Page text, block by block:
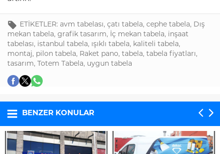
ETİKETLER: avm tabelası, çatı tabela, cephe tabela, Dış
mekan tabela, grafik tasarım, İç mekan tabela, inşaat
tabelası, istanbul tabela, ışıklı tabela, kaliteli tabela,
montaj, pilon tabela, Raket pano, tabela, tabela fiyatları,
tasarım, Totem Tabela, uygun tabela
BENZER KONULAR